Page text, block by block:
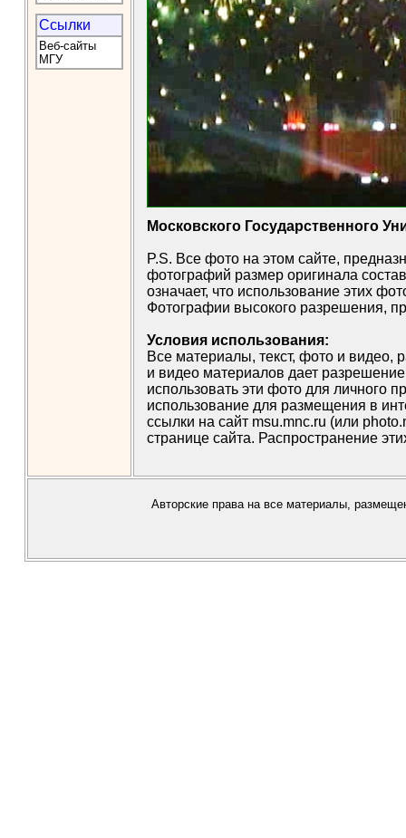
Московского Государственного
P.S. Все фото на этом сайте,
фотографий размер оригинала
означает, что использование этих
Фотографии высокого разрешения,
Условия использования:
Все материалы, текст, фото и видео,
и видео материалов дает
использовать эти фото для личного
использование для размещения в
ссылки на сайт msu.mnc.ru (или
странице сайта. Распространение
Ссылки
Веб-сайты
МГУ
Авторские права на все материалы,